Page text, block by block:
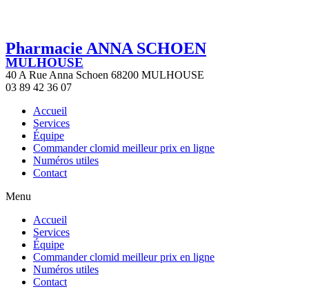
Pharmacie ANNA SCHOEN
MULHOUSE
40 A Rue Anna Schoen 68200 MULHOUSE
03 89 42 36 07
Accueil
Services
Équipe
Commander clomid meilleur prix en ligne
Numéros utiles
Contact
Menu
Accueil
Services
Équipe
Commander clomid meilleur prix en ligne
Numéros utiles
Contact